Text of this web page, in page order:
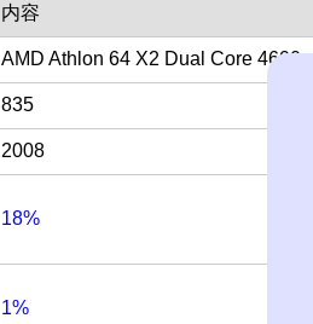
内容
AMD Athlon 64 X2 Dual Core 4600+
835
2008
18%
1%